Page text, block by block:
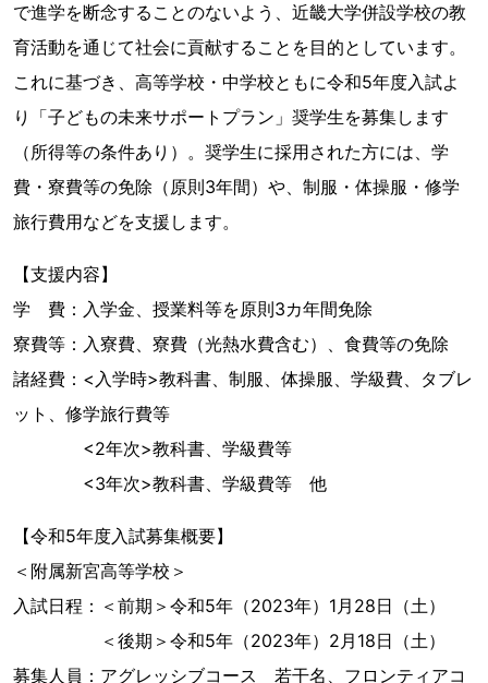
で進学を断念することのないよう、近畿大学併設学校の教
育活動を通じて社会に貢献することを目的としています。
これに基づき、高等学校・中学校ともに令和5年度入試よ
り「子どもの未来サポートプラン」奨学生を募集します
（所得等の条件あり）。奨学生に採用された方には、学
費・寮費等の免除（原則3年間）や、制服・体操服・修学
旅行費用などを支援します。
【支援内容】
学 費：入学金、授業料等を原則3カ年間免除
寮費等：入寮費、寮費（光熱水費含む）、食費等の免除
諸経費：<入学時>教科書、制服、体操服、学級費、タブレ
ット、修学旅行費等
<2年次>教科書、学級費等
<3年次>教科書、学級費等 他
【令和5年度入試募集概要】
＜附属新宮高等学校＞
入試日程：＜前期＞令和5年（2023年）1月28日（土）
＜後期＞令和5年（2023年）2月18日（土）
募集人員：アグレッシブコース 若干名、フロンティアコ